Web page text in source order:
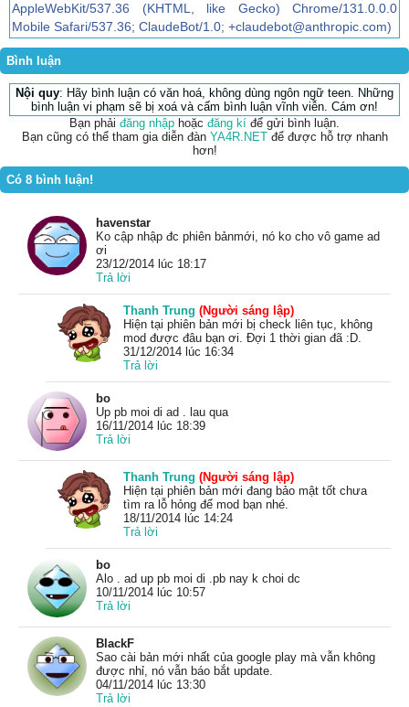
AppleWebKit/537.36 (KHTML, like Gecko) Chrome/131.0.0.0
Mobile Safari/537.36; ClaudeBot/1.0; +claudebot@anthropic.com)
Bình luận
Nội quy: Hãy bình luận có văn hoá, không dùng ngôn ngữ teen. Những
bình luận vi phạm sẽ bị xoá và cấm bình luận vĩnh viễn. Cám ơn!
Bạn phải đăng nhập hoặc đăng kí để gửi bình luận.
Bạn cũng có thể tham gia diễn đàn YA4R.NETđể được hỗ trợ nhanh
hơn!
Có 8 bình luận!
havenstar
Ko cập nhập đc phiên bảnmới, nó ko cho vô game ad
ơi
23/12/2014 lúc 18:17
Trả lời
Thanh Trung (Người sáng lập)
Hiện tại phiên bản mới bị check liên tục, không
mod được đâu bạn ơi. Đợi 1 thời gian đã :D.
31/12/2014 lúc 16:34
Trả lời
bo
Up pb moi di ad . lau qua
16/11/2014 lúc 18:39
Trả lời
Thanh Trung (Người sáng lập)
Hiện tại phiên bản mới đang bảo mật tốt chưa
tìm ra lỗ hỏng để mod bạn nhé.
18/11/2014 lúc 14:24
Trả lời
bo
Alo . ad up pb moi di .pb nay k choi dc
10/11/2014 lúc 10:57
Trả lời
BlackF
Sao cài bản mới nhất của google play mà vẫn không
được nhỉ, nó vẫn báo bắt update.
04/11/2014 lúc 13:30
Trả lời